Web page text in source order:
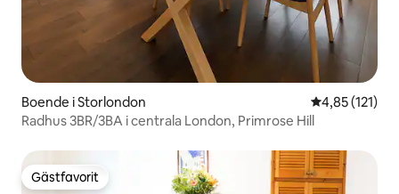
Boende i Storlondon 4,85 av 5 i
4,85 (121)
Radhus 3BR/3BA i centrala London, Primrose Hill
Gästfavorit
Gästfavorit